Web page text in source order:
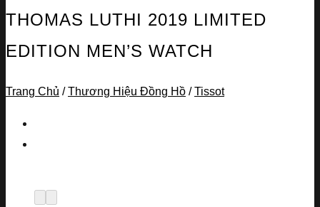
THOMAS LUTHI 2019 LIMITED
EDITION MEN’S WATCH
Trang Chủ / Thương Hiệu Đồng Hồ / Tissot